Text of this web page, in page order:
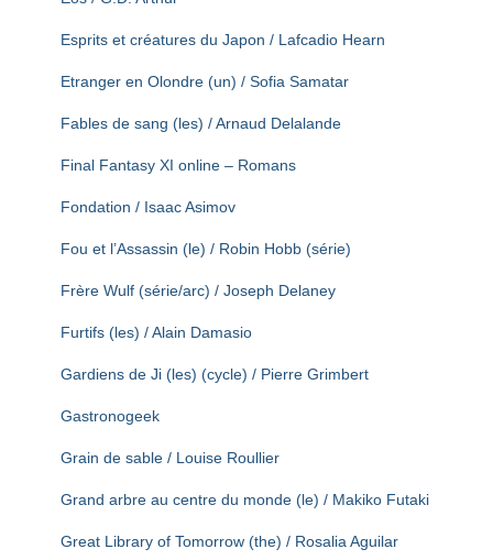
Esprits et créatures du Japon / Lafcadio Hearn
Etranger en Olondre (un) / Sofia Samatar
Fables de sang (les) / Arnaud Delalande
Final Fantasy XI online – Romans
Fondation / Isaac Asimov
Fou et l’Assassin (le) / Robin Hobb (série)
Frère Wulf (série/arc) / Joseph Delaney
Furtifs (les) / Alain Damasio
Gardiens de Ji (les) (cycle) / Pierre Grimbert
Gastronogeek
Grain de sable / Louise Roullier
Grand arbre au centre du monde (le) / Makiko Futaki
Great Library of Tomorrow (the) / Rosalia Aguilar